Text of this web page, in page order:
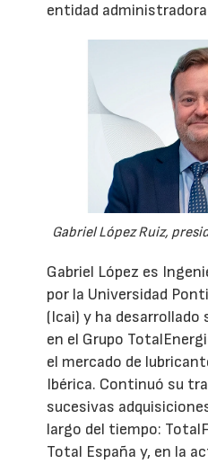
entidad
Gabriel López Ruiz,
Gabriel López es
por la Universidad
(Icai) y ha
en el Grupo
el mercado de
Ibérica. Continuó su
sucesivas
largo del tiempo:
Total España y, en la